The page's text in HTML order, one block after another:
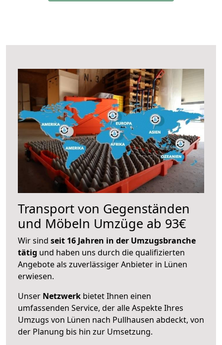
Transport von Gegenständen
und Möbeln Umzüge ab 93€
Wir sind seit 16 Jahren in der Umzugsbranche
tätig und haben uns durch die qualifizierten
Angebote als zuverlässiger Anbieter in Lünen
erwiesen.
Unser Netzwerk bietet Ihnen einen
umfassenden Service, der alle Aspekte Ihres
Umzugs von Lünen nach Pullhausen abdeckt, von
der Planung bis hin zur Umsetzung.